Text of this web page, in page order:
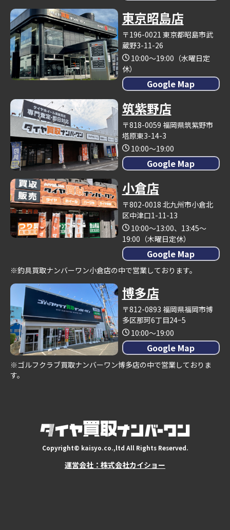
東京昭島店
〒196-0021 東京都昭島市武
蔵野3-11-26
10:00～19:00（水曜日定
休）
Google Map
筑紫野店
〒818-0059 福岡県筑紫野市
塔原東3-14-3
10:00～19:00
Google Map
小倉店
〒802-0018 北九州市小倉北
区中津口1-11-13
10:00～13:00、13:45～
19:00（木曜日定休）
Google Map
※釣具買取ナンバーワン小倉店の中で営業しております。
博多店
〒812-0893 福岡県福岡市博
多区那珂6丁目24−5
10:00～19:00
Google Map
※ゴルフクラブ買取ナンバーワン博多店の中で営業しておりま
す。
Copyright© kaisyo.co.,ltd All Rights Reserved.
運営会社：株式会社カイショー